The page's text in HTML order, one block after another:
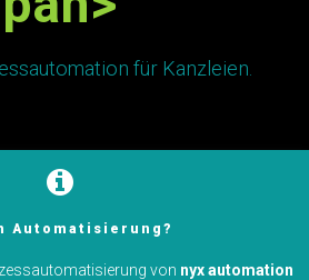
für Kanzleien.
Automatisierung?
von nyx automation